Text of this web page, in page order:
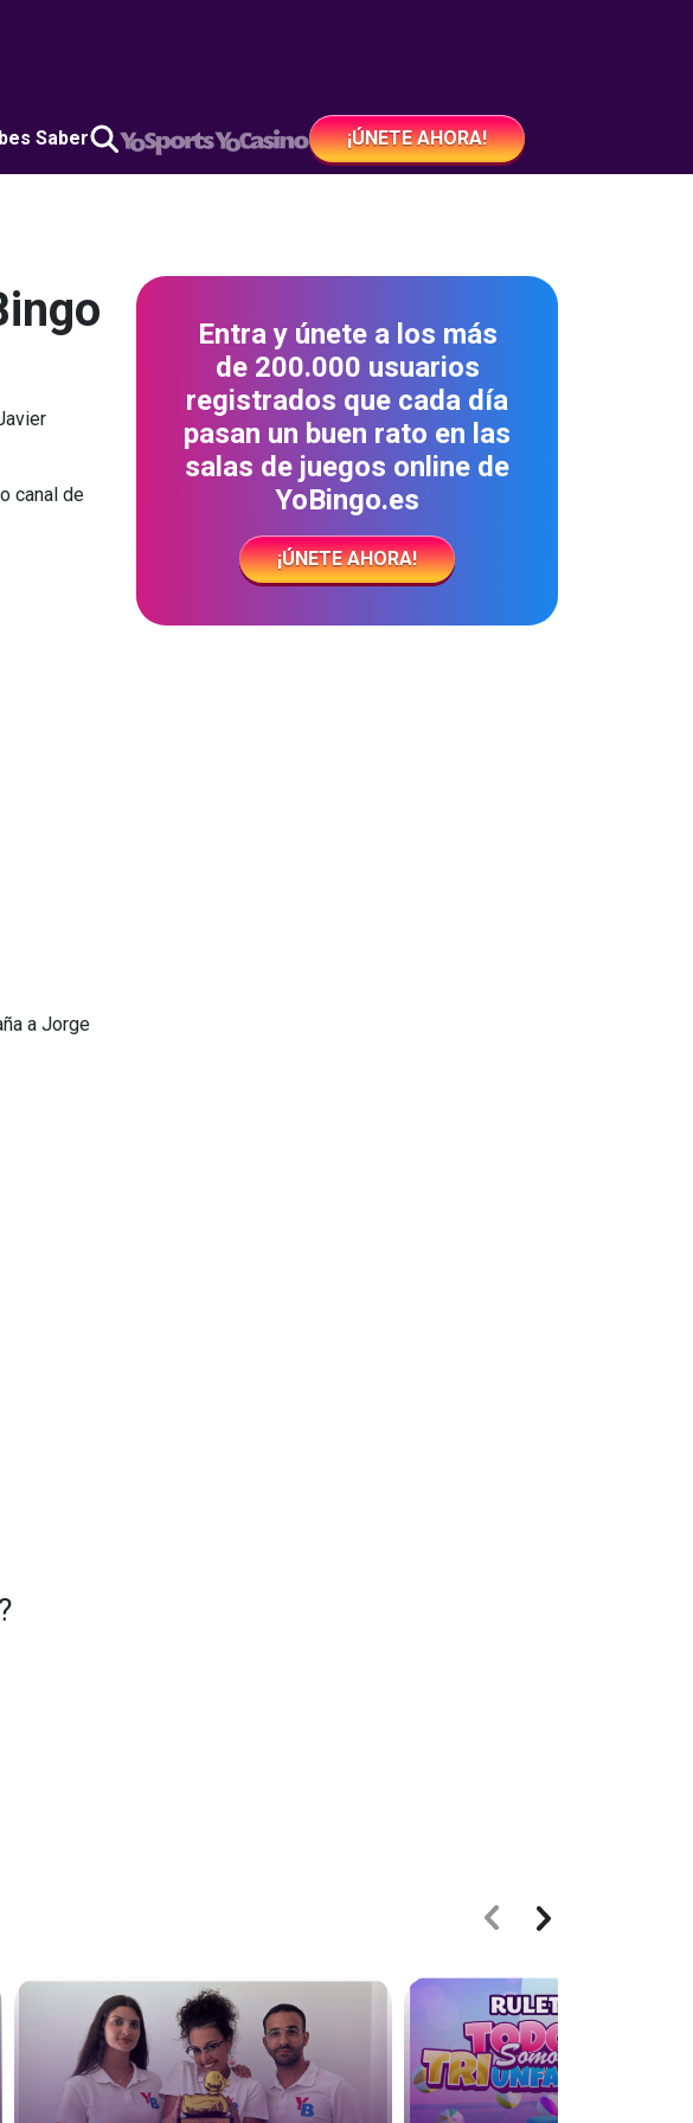
Saber ¡ÚNETE AHORA!
canal de
a Jorge
Entra y únete a los más
de 200.000 usuarios
registrados que cada día
pasan un buen rato en las
salas de juegos online de
YoBingo.es
¡ÚNETE AHORA!